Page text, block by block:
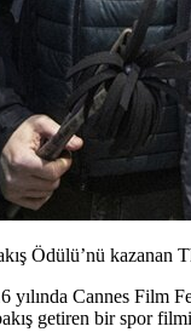
Ödülü’nü
yılında Cannes Film
getiren bir spor